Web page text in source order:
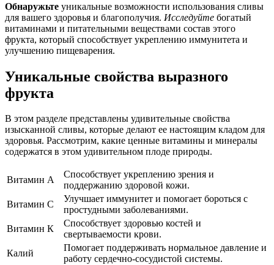
Обнаружьте уникальные возможности использования сливы
для вашего здоровья и благополучия. Исследуйте богатый
витаминами и питательными веществами состав этого
фрукта, который способствует укреплению иммунитета и
улучшению пищеварения.
Уникальные свойства выразного
фрукта
В этом разделе представлены удивительные свойства
изысканной сливы, которые делают ее настоящим кладом для
здоровья. Рассмотрим, какие ценные витамины и минералы
содержатся в этом удивительном плоде природы.
Витамин А
Способствует укреплению зрения и
поддержанию здоровой кожи.
Витамин С
Улучшает иммунитет и помогает бороться с
простудными заболеваниями.
Витамин К
Способствует здоровью костей и
свертываемости крови.
Калий
Помогает поддерживать нормальное давление и
работу сердечно-сосудистой системы.